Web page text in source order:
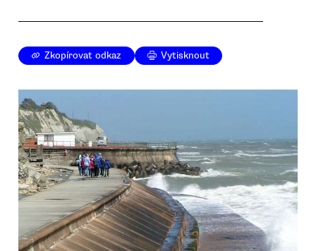
Zkopírovat odkaz Vytisknout